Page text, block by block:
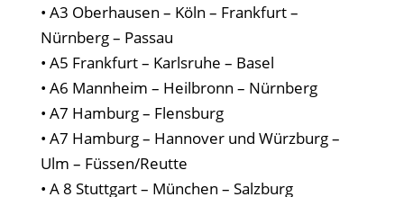
• A3 Oberhausen – Köln – Frankfurt –
Nürnberg – Passau
• A5 Frankfurt – Karlsruhe – Basel
• A6 Mannheim – Heilbronn – Nürnberg
• A7 Hamburg – Flensburg
• A7 Hamburg – Hannover und Würzburg –
Ulm – Füssen/Reutte
• A 8 Stuttgart – München – Salzburg